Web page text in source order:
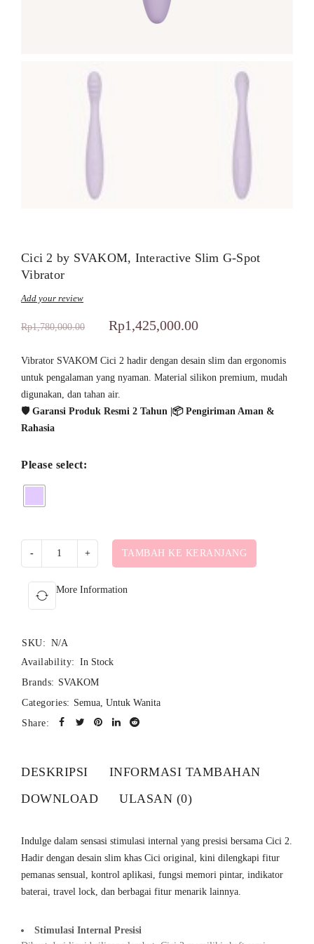
Cici 2 by SVAKOM, Interactive Slim G-Spot
Vibrator
Add your review
Rp1,780,000.00 Rp1,425,000.00
Vibrator SVAKOM Cici 2 hadir dengan desain slim dan ergonomis
untuk pengalaman yang nyaman. Material silikon premium, mudah
digunakan, dan tahan air.
🛡️ Garansi Produk Resmi 2 Tahun |📦 Pengiriman Aman &
Rahasia
Please select:
TAMBAH KE KERANJANG
More Information
SKU: N/A
Availability: In Stock
Brands: SVAKOM
Categories: Semua, Untuk Wanita
Share:
DESKRIPSI
INFORMASI TAMBAHAN
DOWNLOAD
ULASAN (0)
Indulge dalam sensasi stimulasi internal yang presisi bersama Cici 2.
Hadir dengan desain slim khas Cici original, kini dilengkapi fitur
pemanas sensual, kontrol aplikasi, fungsi memori pintar, indikator
baterai, travel lock, dan berbagai fitur menarik lainnya.
Stimulasi Internal Presisi